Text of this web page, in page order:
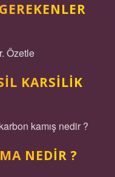
Özetle
KARSILIK
kamış nedir ?
NEDIR ?